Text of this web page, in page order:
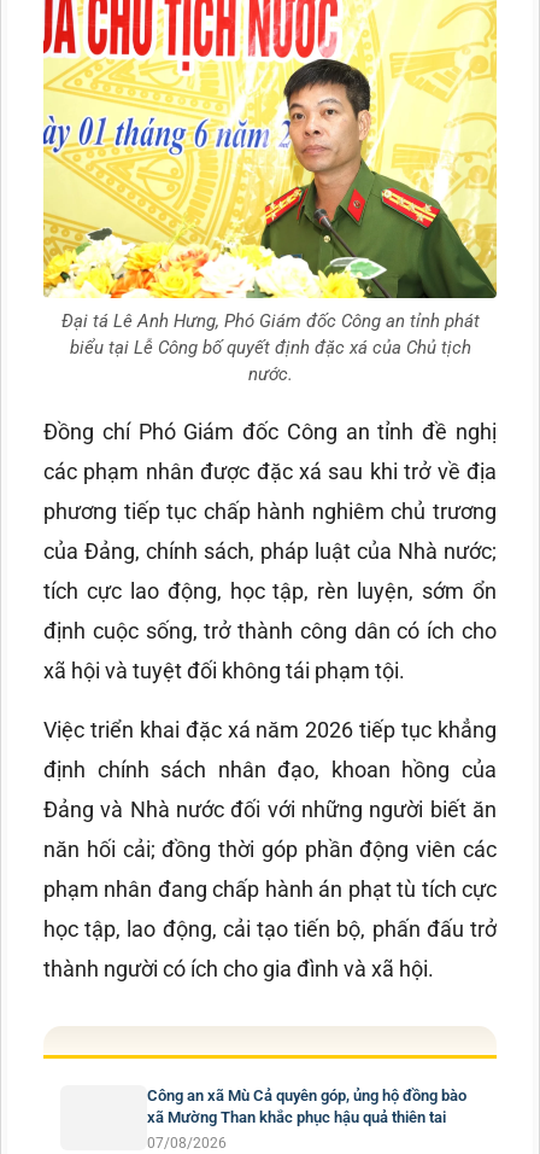
Đại tá Lê Anh Hưng, Phó Giám đốc Công an tỉnh phát
biểu tại Lễ Công bố quyết định đặc xá của Chủ tịch
nước.
Đồng chí Phó Giám đốc Công an tỉnh đề nghị
các phạm nhân được đặc xá sau khi trở về địa
phương tiếp tục chấp hành nghiêm chủ trương
của Đảng, chính sách, pháp luật của Nhà nước;
tích cực lao động, học tập, rèn luyện, sớm ổn
định cuộc sống, trở thành công dân có ích cho
xã hội và tuyệt đối không tái phạm tội.
Việc triển khai đặc xá năm 2026 tiếp tục khẳng
định chính sách nhân đạo, khoan hồng của
Đảng và Nhà nước đối với những người biết ăn
năn hối cải; đồng thời góp phần động viên các
phạm nhân đang chấp hành án phạt tù tích cực
học tập, lao động, cải tạo tiến bộ, phấn đấu trở
thành người có ích cho gia đình và xã hội.
Công an xã Mù Cả quyên góp, ủng hộ đồng bào
xã Mường Than khắc phục hậu quả thiên tai
07/08/2026